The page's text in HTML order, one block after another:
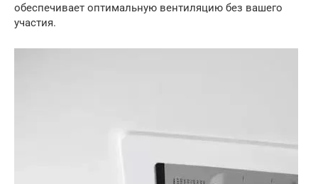
обеспечивает оптимальную вентиляцию без вашего
участия.